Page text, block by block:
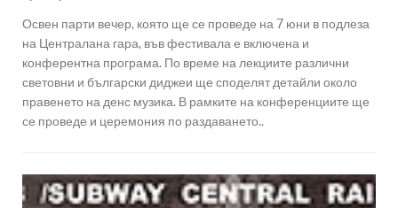
Освен парти вечер, която ще се проведе на 7 юни в подлеза
на Централана гара, във фестивала е включена и
конферентна програма. По време на лекциите различни
световни и български диджеи ще споделят детайли около
правенето на денс музика. В рамките на конференциите ще
се проведе и церемония по раздаването..